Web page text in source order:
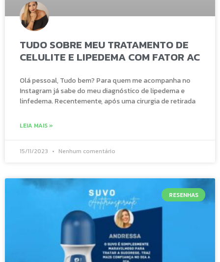
TUDO SOBRE MEU TRATAMENTO DE
CELULITE E LIPEDEMA COM FATOR AC
Olá pessoal, Tudo bem? Para quem me acompanha no
Instagram já sabe do meu diagnóstico de lipedema e
linfedema. Recentemente, após uma cirurgia de retirada
LEIA MAIS »
15/11/2023 Nenhum comentário
RESENHAS